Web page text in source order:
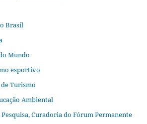
Brasil
Mundo
esportivo
Turismo
Ambiental
Curadoria do Fórum Permanente